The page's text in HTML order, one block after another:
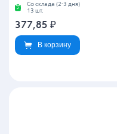
Со склада (2-3 дня)
13 шт.
377,85 ₽
В корзину